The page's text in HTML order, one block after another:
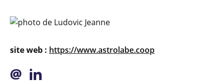
site web : https://www.astrolabe.coop
@